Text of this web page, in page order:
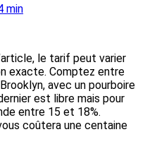
min
le tarif peut varier
exacte. Comptez entre
avec un pourboire
est libre mais pour
entre 15 et 18%.
coûtera une centaine